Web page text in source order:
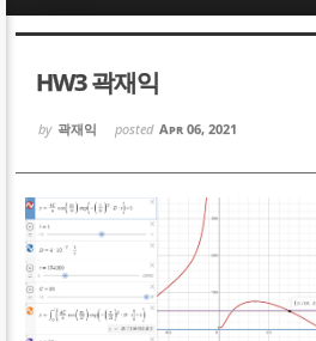
HW3 곽재익
by 곽재익 posted Apr 06, 2021
Sketchbook5, 스케
Sketchbook5, 스케
Sketchbook5, 스케
Sketchbook5, 스케